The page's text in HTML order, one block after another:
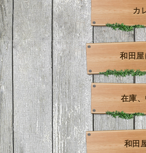
カ
和田
在庫
和田